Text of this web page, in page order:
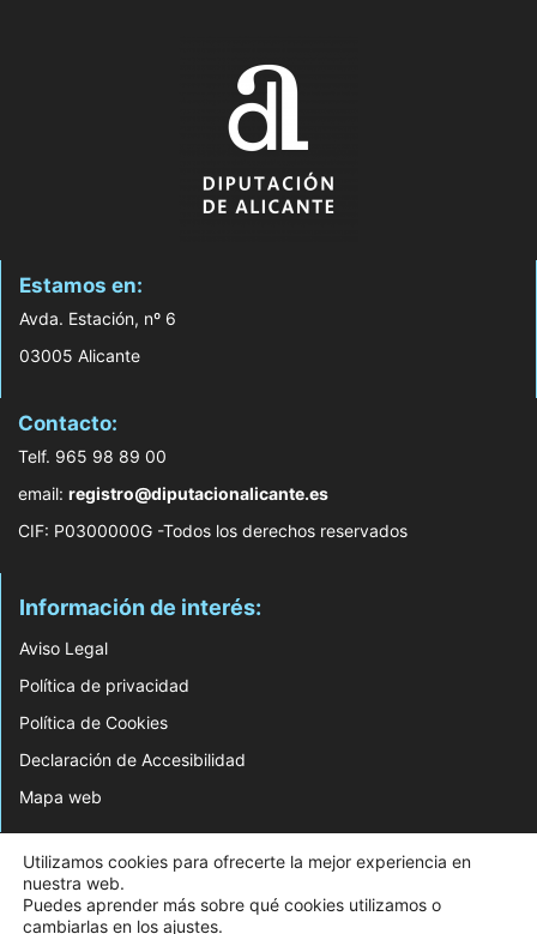
Estamos en:
Avda. Estación, nº 6
03005 Alicante
Contacto:
Telf. 965 98 89 00
email: registro@diputacionalicante.es
CIF: P0300000G -Todos los derechos reservados
Información de interés:
Aviso Legal
Política de privacidad
Política de Cookies
Declaración de Accesibilidad
Mapa web
Alicante
Utilizamos cookies para ofrecerte la mejor experiencia en
nuestra web.
Puedes aprender más sobre qué cookies utilizamos o
cambiarlas en los ajustes.